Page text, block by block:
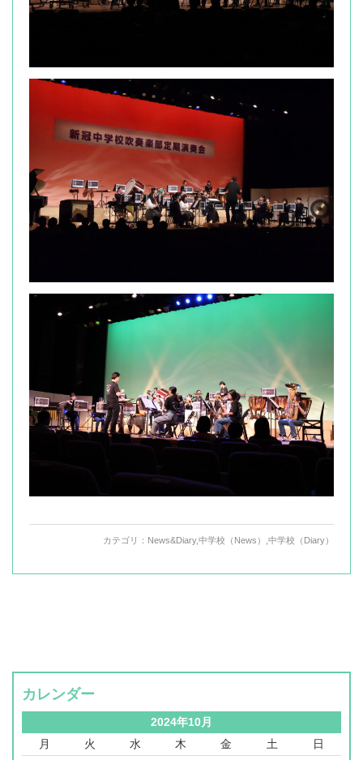
カテゴリ： News&Diary,中学校（News） 中学校（Diary）
カレンダー
2024年10月
月
火 水 木 金 土 日